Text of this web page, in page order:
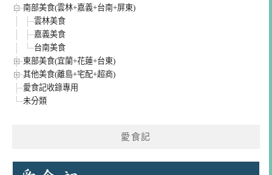
南部美食(雲林+嘉義+台南+屏東)
雲林美食
嘉義美食
台南美食
東部美食(宜蘭+花蓮+台東)
其他美食(離島+宅配+超商)
愛食記收錄專用
未分類
愛食記